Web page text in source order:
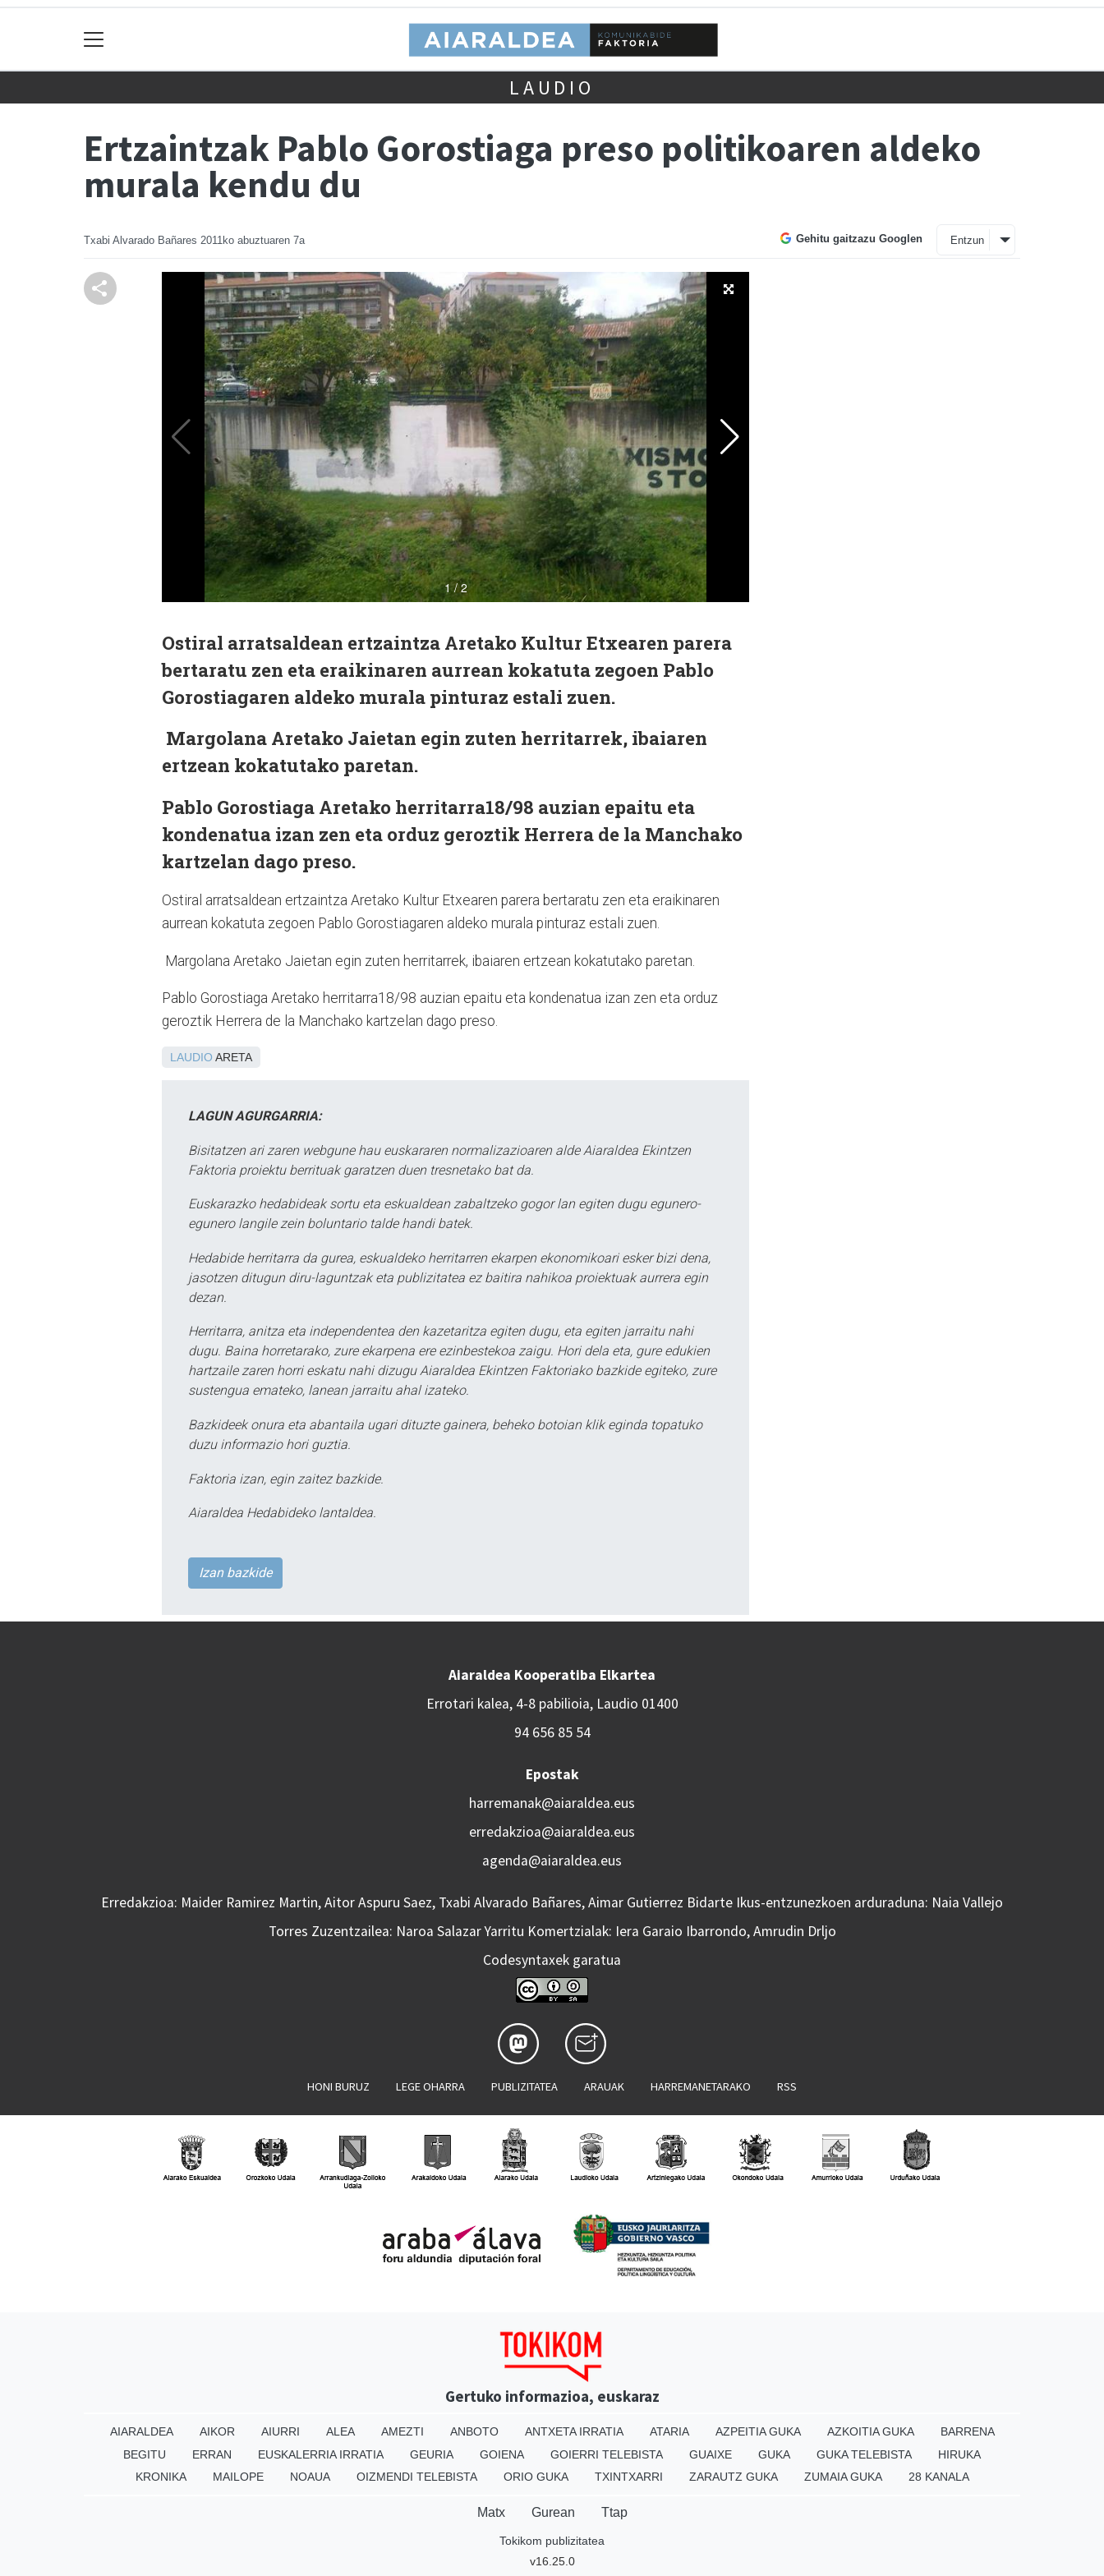
LAUDIO
Ertzaintzak Pablo Gorostiaga preso politikoaren aldeko
murala kendu du
Txabi Alvarado Bañares 2011ko abuztuaren 7a Gehitu gaitzazu Googlen Entzun
Ostiral arratsaldean ertzaintza Aretako Kultur Etxearen parera
bertaratu zen eta eraikinaren aurrean kokatuta zegoen Pablo
Gorostiagaren aldeko murala pinturaz estali zuen.
Margolana Aretako Jaietan egin zuten herritarrek, ibaiaren
ertzean kokatutako paretan.
Pablo Gorostiaga Aretako herritarra18/98 auzian epaitu eta
kondenatua izan zen eta orduz geroztik Herrera de la Manchako
kartzelan dago preso.
Ostiral arratsaldean ertzaintza Aretako Kultur Etxearen parera bertaratu zen eta eraikinaren
aurrean kokatuta zegoen Pablo Gorostiagaren aldeko murala pinturaz estali zuen.
Margolana Aretako Jaietan egin zuten herritarrek, ibaiaren ertzean kokatutako paretan.
Pablo Gorostiaga Aretako herritarra18/98 auzian epaitu eta kondenatua izan zen eta orduz
geroztik Herrera de la Manchako kartzelan dago preso.
LAUDIO ARETA
LAGUN AGURGARRIA:
Bisitatzen ari zaren webgune hau euskararen normalizazioaren alde Aiaraldea Ekintzen
Faktoria proiektu berrituak garatzen duen tresnetako bat da.
Euskarazko hedabideak sortu eta eskualdean zabaltzeko gogor lan egiten dugu egunero-
egunero langile zein boluntario talde handi batek.
Hedabide herritarra da gurea, eskualdeko herritarren ekarpen ekonomikoari esker bizi dena,
jasotzen ditugun diru-laguntzak eta publizitatea ez baitira nahikoa proiektuak aurrera egin
dezan.
Herritarra, anitza eta independentea den kazetaritza egiten dugu, eta egiten jarraitu nahi
dugu. Baina horretarako, zure ekarpena ere ezinbestekoa zaigu. Hori dela eta, gure edukien
hartzaile zaren horri eskatu nahi dizugu Aiaraldea Ekintzen Faktoriako bazkide egiteko, zure
sustengua emateko, lanean jarraitu ahal izateko.
Bazkideek onura eta abantaila ugari dituzte gainera, beheko botoian klik eginda topatuko
duzu informazio hori guztia.
Faktoria izan, egin zaitez bazkide.
Aiaraldea Hedabideko lantaldea.
Izan bazkide
Aiaraldea Kooperatiba Elkartea
Errotari kalea, 4-8 pabilioia, Laudio 01400
94 656 85 54
Epostak
harremanak@aiaraldea.eus
erredakzioa@aiaraldea.eus
agenda@aiaraldea.eus
Erredakzioa: Maider Ramirez Martin, Aitor Aspuru Saez, Txabi Alvarado Bañares, Aimar Gutierrez Bidarte Ikus-entzunezkoen arduraduna: Naia Vallejo
Torres Zuzentzailea: Naroa Salazar Yarritu Komertzialak: Iera Garaio Ibarrondo, Amrudin Drljo
Codesyntaxek garatua
HONI BURUZ LEGE OHARRA PUBLIZITATEA ARAUAK HARREMANETARAKO RSS
Gertuko informazioa, euskaraz
AIARALDEA AIKOR AIURRI ALEA AMEZTI ANBOTO ANTXETA IRRATIA ATARIA AZPEITIA GUKA AZKOITIA GUKA
BARRENA
BEGITU
ERRAN EUSKALERRIA IRRATIA GEURIA GOIENA GOIERRI TELEBISTA GUAIXE GUKA GUKA TELEBISTA
HIRUKA
KRONIKA
MAILOPE NOAUA OIZMENDI TELEBISTA ORIO GUKA TXINTXARRI ZARAUTZ GUKA ZUMAIA GUKA 28 KANALA
Matx Gurean Ttap
Tokikom publizitatea
v16.25.0